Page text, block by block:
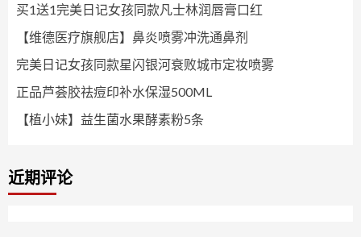
买1送1完美日记女孩同款凡士林润唇膏口红
【维德医疗旗舰店】鼻炎喷雾冲洗通鼻剂
完美日记女孩同款星闪银河衰败城市定妆喷雾
正品芦荟胶祛痘印补水保湿500ML
【植小妹】益生菌水果酵素粉5条
近期评论